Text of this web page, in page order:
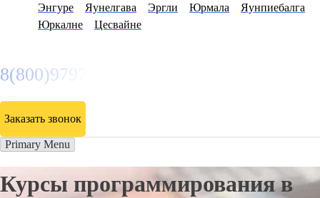
Энгуре
Яунелгава Эргли Юрмала
Яунпиебалга
Юркалне
Цесвайне
8(800)9797043
Заказать звонок
Primary Menu
Курсы программирования в